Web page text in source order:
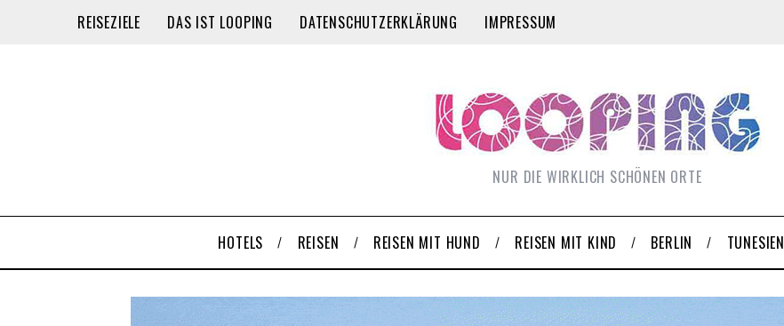
REISEZIELE DAS IST LOOPING DATENSCHUTZERKLÄRUNG IMPRESSUM
NUR DIE WIRKLICH SCHÖNEN ORTE
HOTELS REISEN REISEN MIT HUND REISEN MIT KIND BERLIN TUNESIEN